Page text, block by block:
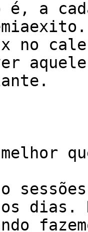
é, a
no
melhor
os